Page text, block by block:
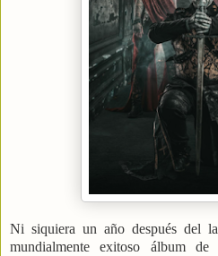
Ni siquiera un año después del
mundialmente exitoso álbum de